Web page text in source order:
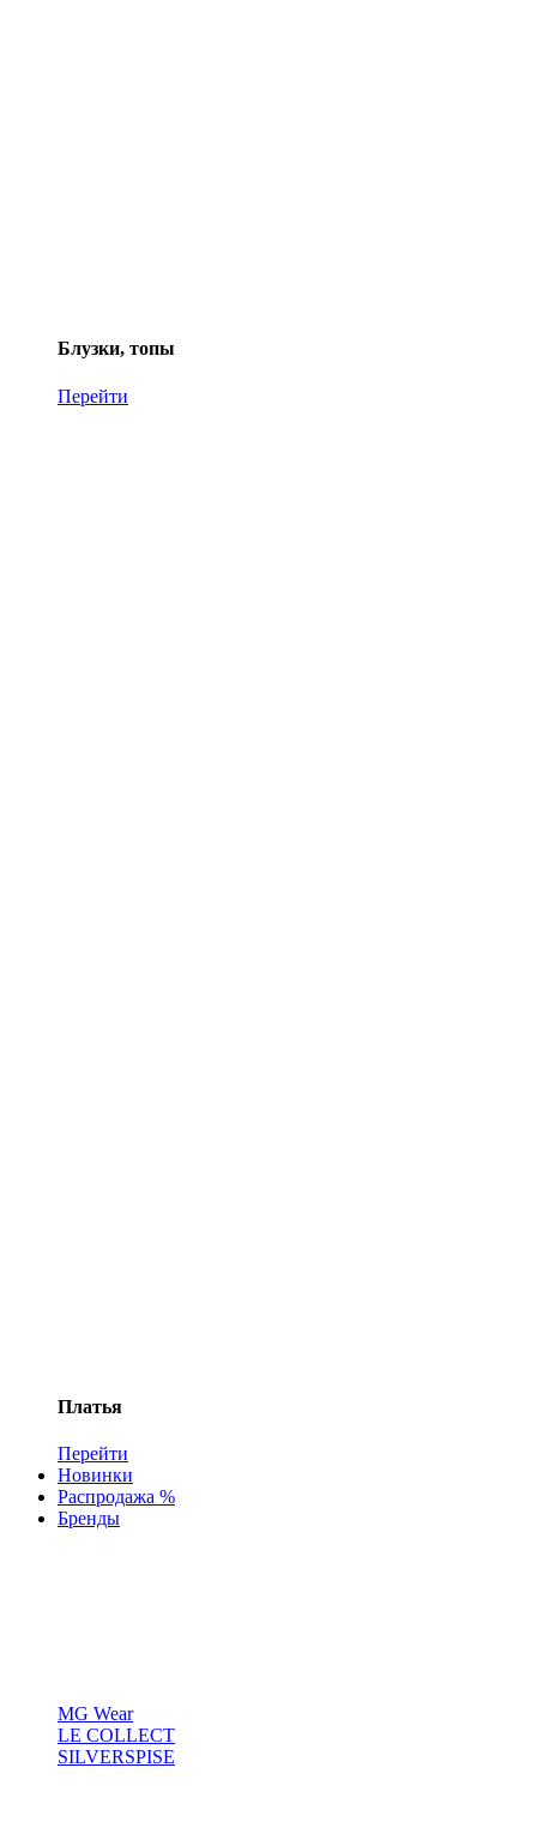
Блузки, топы
Перейти
Платья
Перейти
Новинки
Распродажа %
Бренды
MG Wear
LE COLLECT
SILVERSPISE